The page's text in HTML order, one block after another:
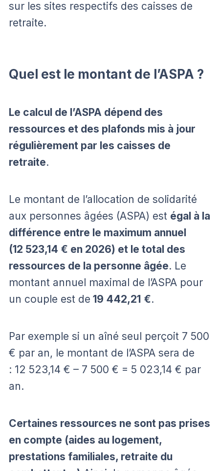
sur les sites respectifs des caisses de
retraite.
Quel est le montant de l’ASPA ?
Le calcul de l’ASPA dépend des
ressources et des plafonds mis à jour
régulièrement par les caisses de
retraite.
Le montant de l’allocation de solidarité
aux personnes âgées (ASPA) est égal à la
différence entre le maximum annuel
(12 523,14 € en 2026) et le total des
ressources de la personne âgée. Le
montant annuel maximal de l’ASPA pour
un couple est de 19 442,21 €.
Par exemple si un aîné seul perçoit 7 500
€ par an, le montant de l’ASPA sera de
: 12 523,14 € – 7 500 € = 5 023,14 € par
an.
Certaines ressources ne sont pas prises
en compte (aides au logement,
prestations familiales, retraite du